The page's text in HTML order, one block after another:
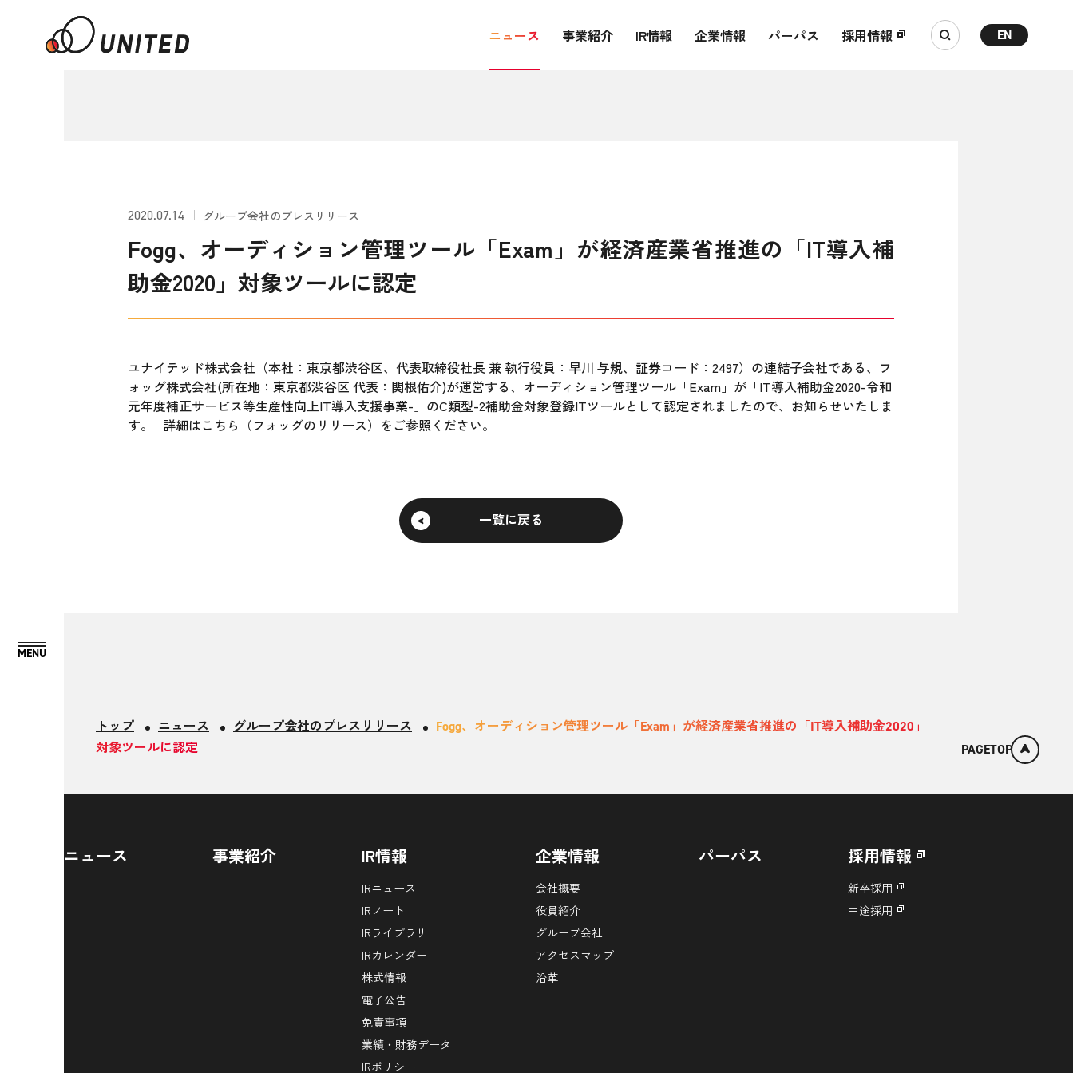
ニュース 事業紹介 IR情報 企業情報 パーパス 採用情報 EN
2020.07.14 グループ会社のプレスリリース
Fogg、オーディション管理ツール「Exam」が経済産業省推進の「IT導入補
助金2020」対象ツールに認定
ユナイテッド株式会社（本社：東京都渋谷区、代表取締役社長 兼 執行役員：早川 与規、証券コード：2497）の連結子会社である、フ
ォッグ株式会社(所在地：東京都渋谷区 代表：関根佑介)が運営する、オーディション管理ツール「Exam」が「IT導入補助金2020-令和
元年度補正サービス等生産性向上IT導入支援事業-」のC類型-2補助金対象登録ITツールとして認定されましたので、お知らせいたしま
す。 詳細はこちら（フォッグのリリース） をご参照ください。
一覧に戻る
トップ ニュース グループ会社のプレスリリース
Fogg、オーディション管理ツール「Exam」が経済産業省推進の「IT導入補助金2020」
対象ツールに認定
PAGETOP
ニュース 事業紹介 IR情報
IRニュース
IRノート
IRライブラリ
IRカレンダー
株式情報
電子公告
免責事項
業績・財務データ
IRポリシー
企業情報
会社概要
役員紹介
グループ会社
アクセスマップ
沿革
パーパス 採用情報
新卒採用
中途採用